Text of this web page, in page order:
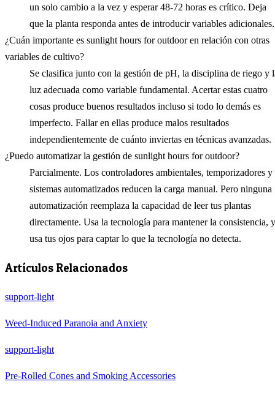
un solo cambio a la vez y esperar 48-72 horas es crítico. Deja
que la planta responda antes de introducir variables adicionales.
¿Cuán importante es sunlight hours for outdoor en relación con otras
variables de cultivo?
Se clasifica junto con la gestión de pH, la disciplina de riego y
luz adecuada como variable fundamental. Acertar estas cuatro
cosas produce buenos resultados incluso si todo lo demás es
imperfecto. Fallar en ellas produce malos resultados
independientemente de cuánto inviertas en técnicas avanzadas.
¿Puedo automatizar la gestión de sunlight hours for outdoor?
Parcialmente. Los controladores ambientales, temporizadores y
sistemas automatizados reducen la carga manual. Pero ninguna
automatización reemplaza la capacidad de leer tus plantas
directamente. Usa la tecnología para mantener la consistencia, y
usa tus ojos para captar lo que la tecnología no detecta.
Artículos Relacionados
support-light
Weed-Induced Paranoia and Anxiety
support-light
Pre-Rolled Cones and Smoking Accessories